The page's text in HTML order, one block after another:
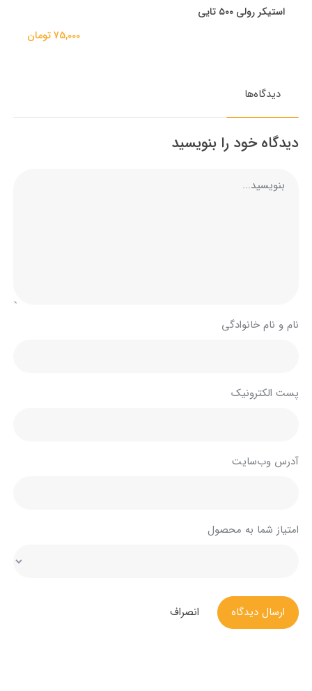
استیکر رولی ۵۰۰ تایی
75,000 تومان
دیدگاه‌ها
دیدگاه خود را بنویسید
نام و نام خانوادگی
پست الکترونیک
آدرس وب‌سایت
امتیاز شما به محصول
ارسال دیدگاه انصراف